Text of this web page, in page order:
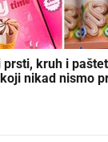
prsti, kruh i
nikad nismo